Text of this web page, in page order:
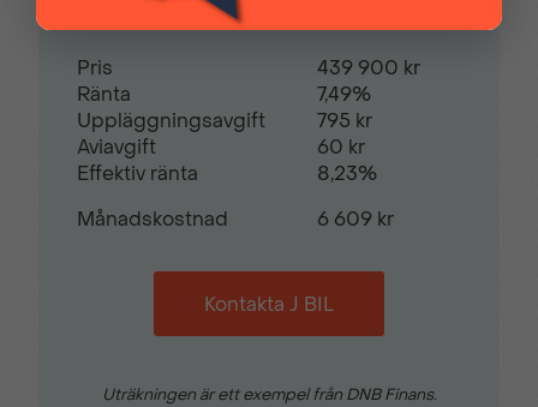
Trådlös Apple CarPlay Trötthetsvarnare
Uppvärmd ratt
Varselljus i LED-
Pris
439 900 kr
Ränta
7,49%
Uppläggningsavgift
795 kr
Aviavgift
60 kr
Effektiv ränta
8,23%
Månadskostnad
6 609 kr
Kontakta J BIL
Uträkningen är ett exempel från DNB Finans.